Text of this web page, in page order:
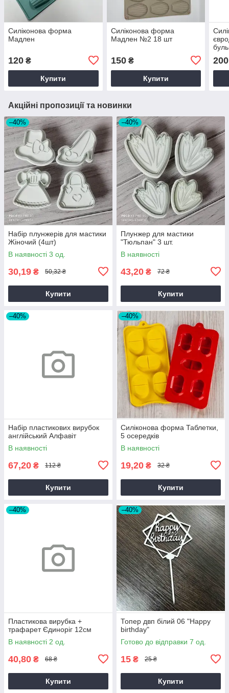
Силіконова форма
Мадлен
120 ₴
Купити
Силіконова форма
Мадлен №2 18 шт
150₴
Купити
200
Акційні пропозиції та новинки
–40%
Набір плунжерів для мастики
Жіночий (4шт)
В наявності 3 од.
30,19 ₴ 50,32 ₴
Купити
–40%
Плунжер для мастики
"Тюльпан" 3 шт.
В наявності
43,20 ₴ 72 ₴
Купити
–40%
Набір пластикових вирубок
англійський Алфавіт
В наявності
67,20 ₴ 112 ₴
Купити
–40%
Силіконова форма Таблетки,
5 осередків
В наявності
19,20 ₴ 32 ₴
Купити
–40%
Пластикова вирубка +
трафарет Єдиноріг 12см
В наявності 2 од.
40,80 ₴ 68 ₴
Купити
–40%
Топер двп білий 06 "Happy
birthday"
Готово до відправки 7 од.
15 ₴ 25 ₴
Купити